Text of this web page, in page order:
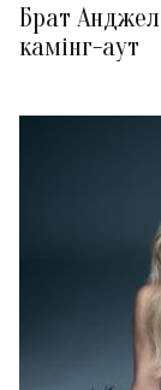
Брат
камінг-аут